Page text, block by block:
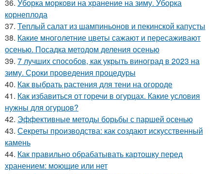
36. Уборка моркови на хранение на зиму. Уборка
корнеплода
37. Теплый салат из шампиньонов и пекинской капусты
38. Какие многолетние цветы сажают и пересаживают
осенью. Посадка методом деления осенью
39. 7 лучших способов, как укрыть виноград в 2023 на
зиму. Сроки проведения процедуры
40. Как выбрать растения для тени на огороде
41. Как избавиться от горечи в огурцах. Какие условия
нужны для огурцов?
42. Эффективные методы борьбы с паршей осенью
43. Секреты производства: как создают искусственный
камень
44. Как правильно обрабатывать картошку перед
хранением: моющие или нет